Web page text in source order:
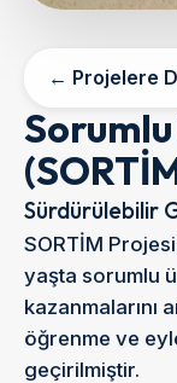
← Projelere
Sürdürülebilir
SORTİM
yaşta sorumlu
kazanmalarını
öğrenme ve
geçirilmiştir.